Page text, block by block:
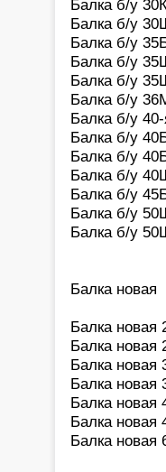
Балка б/у
Балка б/у
Балка б/у
Балка б/у
Балка б/у
Балка б/у
Балка б/у
Балка б/у
Балка б/у
Балка б/у
Балка б/у
Балка б/у
Балка б/у
Балка новая
Балка
Балка
Балка
Балка новая
Балка
Балка новая
Балка